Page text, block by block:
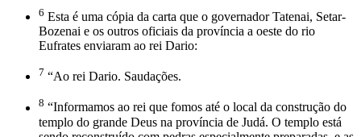
6 Esta é uma cópia da carta que o governador Tatenai, Setar-
Bozenai e os outros oficiais da província a oeste do rio
Eufrates enviaram ao rei Dario:
7 “Ao rei Dario. Saudações.
8 “Informamos ao rei que fomos até o local da construção do
templo do grande Deus na província de Judá. O templo está